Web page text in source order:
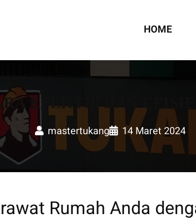
HOME
EFEKTIF DAN
mastertukang 14 Maret 2024
Rumah Anda